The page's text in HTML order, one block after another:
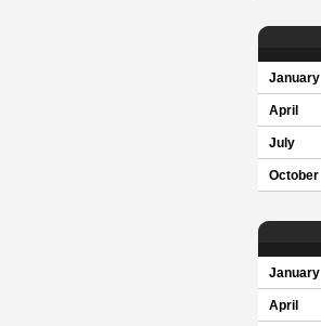
January
April
July
October
January
April